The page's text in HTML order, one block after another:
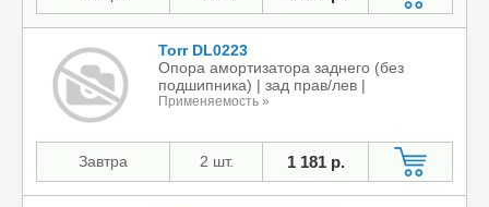
Torr DL0223
Опора амортизатора заднего (без
подшипника) | зад прав/лев |
Применяемость »
Завтра 2 шт. 1 181 р.